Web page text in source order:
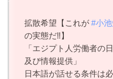
拡散希望【これが #小
の実態だ‼️】
「エジプト人労働者の
及び情報提供」
日本語が話せる条件は